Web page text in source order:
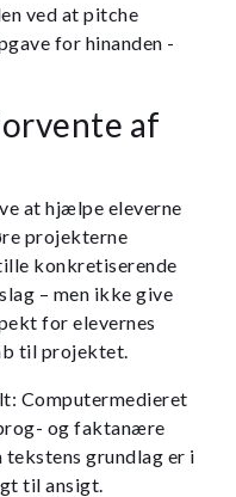
ved at pitche
for hinanden -
af
at hjælpe eleverne
projekterne
konkretiserende
– men ikke give
for elevernes
til projektet.
Computermedieret
og faktanære
tekstens grundlag er i
til ansigt.